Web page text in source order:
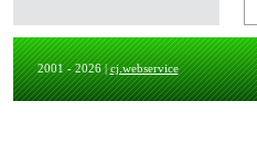
2001 - 2026 |cj.webservice